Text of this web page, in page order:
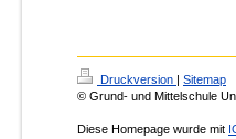
Druckversion | Sitemap
© Grund- und Mittelschule
Diese Homepage wurde mit